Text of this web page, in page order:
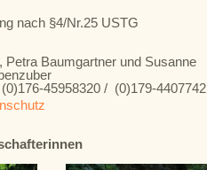
nach §4/Nr.25 USTG
Petra Baumgartner und Susanne
45958320 / (0)179-4407742